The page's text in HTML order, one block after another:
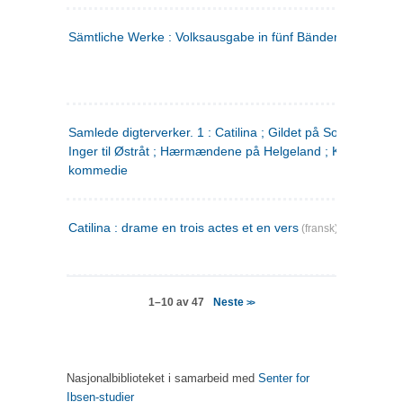
Sämtliche Werke : Volksausgabe in fünf Bänden
Samlede digterverker. 1 : Catilina ; Gildet på Solhaug ; Fru
Inger til Østråt ; Hærmændene på Helgeland ;
kommedie
Catilina : drame en trois actes et en vers (fransk)
1–10 av 47 Neste>>
Nasjonalbiblioteket i samarbeid med Senter for
Ibsen-studier